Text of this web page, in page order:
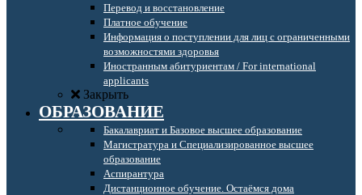
Перевод и восстановление
Платное обучение
Информация о поступлении для лиц с ограниченными
возможностями здоровья
Иностранным абитуриентам / For international
applicants
Закрыть
ОБРАЗОВАНИЕ
Бакалавриат и Базовое высшее образование
Магистратура и Специализированное высшее
образование
Аспирантура
Дистанционное обучение. Остаёмся дома